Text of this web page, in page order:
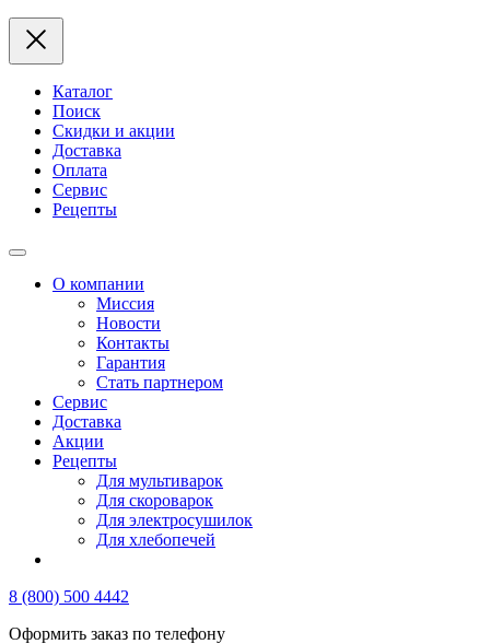
Каталог
Поиск
Скидки и акции
Доставка
Оплата
Сервис
Рецепты
О компании
Миссия
Новости
Контакты
Гарантия
Стать партнером
Сервис
Доставка
Акции
Рецепты
Для мультиварок
Для скороварок
Для электросушилок
Для хлебопечей
8 (800) 500 4442
Оформить заказ по телефону